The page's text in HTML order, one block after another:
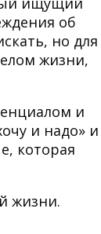
об
но для
жизни,
и
и надо» и
которая
жизни.